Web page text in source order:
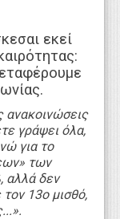
εκεί
ανακοινώσεις
γράψει όλα,
για το
των
αλλά δεν
τον 13ο μισθό,